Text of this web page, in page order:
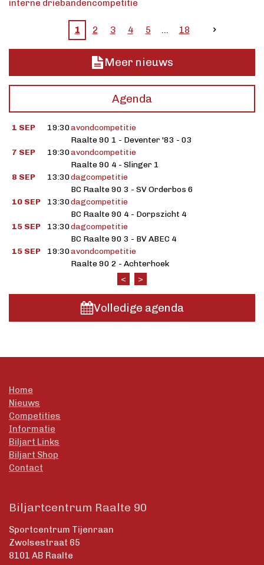
interne driebandencompetitie
1 2 3 4 5 18
Meer nieuws
Agenda
1 SEP 19:30avondcompetitie
Raalte 90 1 - Deventer '83 - 03
7 SEP
19:30avondcompetitie
Raalte 90 4 - Slinger 1
8 SEP
13:30dagcompetitie
BC Raalte 90 3 - SV Orderbos 6
10 SEP
13:30dagcompetitie
BC Raalte 90 4 - Dorpszicht 4
15 SEP
13:30dagcompetitie
BC Raalte 90 3 - BV ABEC 4
15 SEP
19:30avondcompetitie
Raalte 90 2 - Achterhoek
<
>
Volledige agenda
Home
Nieuws
Competities
Informatie
Biljart Links
Biljart Shop
Contact
Biljartcentrum Raalte 90
Sportcentrum Tijenraan
Zwolsestraat 65
8101 AB Raalte